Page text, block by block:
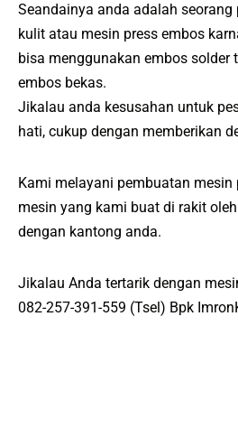
Seandainya anda adalah
kulit atau mesin press embos
bisa menggunakan embos solder
embos bekas.
Jikalau anda kesusahan untuk
hati, cukup dengan memberikan
Kami melayani pembuatan
mesin yang kami buat di rakit
dengan kantong anda.
Jikalau Anda tertarik dengan
082-257-391-559 (Tsel) Bpk